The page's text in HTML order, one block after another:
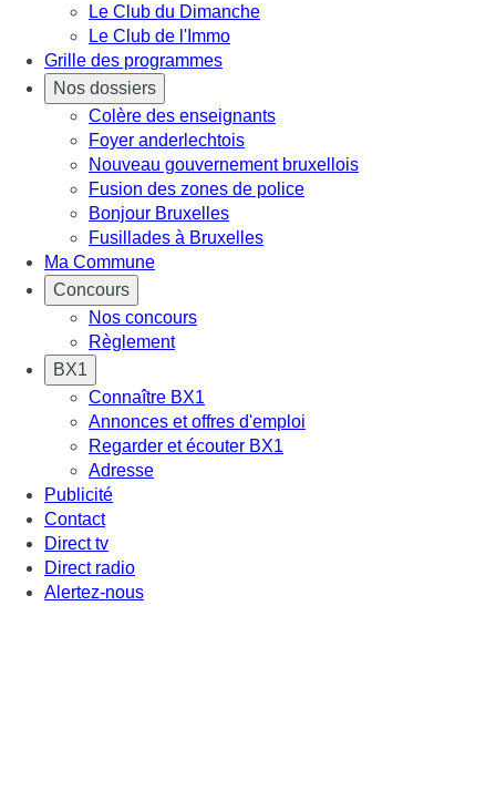
Le Club du Dimanche
Le Club de l'Immo
Grille des programmes
Nos dossiers
Colère des enseignants
Foyer anderlechtois
Nouveau gouvernement bruxellois
Fusion des zones de police
Bonjour Bruxelles
Fusillades à Bruxelles
Ma Commune
Concours
Nos concours
Règlement
BX1
Connaître BX1
Annonces et offres d'emploi
Regarder et écouter BX1
Adresse
Publicité
Contact
Direct tv
Direct radio
Alertez-nous